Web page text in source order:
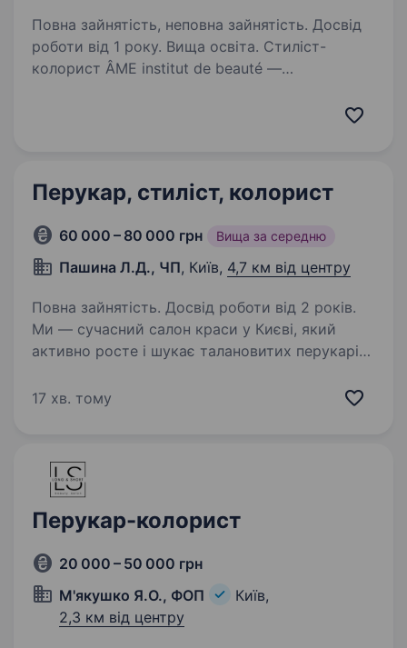
Повна зайнятість, неповна зайнятість. Досвід
роботи від 1 року. Вища освіта. Стиліст-
колорист ÂME institut de beauté —
«Новопечерські Липки» (Київ). Ми створили
Перукар, стиліст, колорист
60 000 – 80 000 грн Вища за середню
Пашина Л.Д., ЧП, Київ, 4,7 км від центру
Повна зайнятість. Досвід роботи від 2 років.
Ми — сучасний салон краси у Києві, який
активно росте і шукає талановитих перукарів,
красу та дарувати клієнтам впевненість у собі.
17 хв. тому
Перукар-колорист
20 000 – 50 000 грн
М'якушко Я.О., ФОП
Київ,
2,3 км від центру